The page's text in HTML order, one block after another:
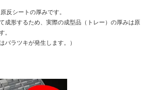
反シートの厚みです。
成形するため、実際の成型品（トレー）の厚みは原
。
バラツキが発生します。）